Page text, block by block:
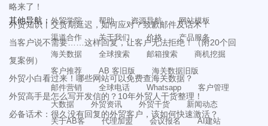
略来了！
外贸知识丨交货期延迟，如何应对？致歉邮件及话术！
当客户说不需要……这样回复，让客户无法拒绝！（附20个回
复案例）
外贸小白看过来！哪些网站可以免费查海关数据？
外贸高手是怎么写开发信的？10年外贸人干货整理！
必备话术：很久没有回复的外贸客户，该如何快速激活？
其他导航： 外贸学院 帮助 资源导航
网站模板
渠道合作
关于我们 价格
产品服务
海关数据
全球搜索 邮箱搜索
商机挖掘
客户推荐
AB 客旧版
海关数据旧版
邮件营销
全球电话 Whatsapp
客户管理
大数据
外贸资讯 外贸干货
新闻动态
关于AB客
代理加盟 会议报名
AI建站